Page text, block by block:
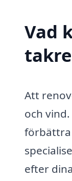
Vad
Att
och
förbättra
efter